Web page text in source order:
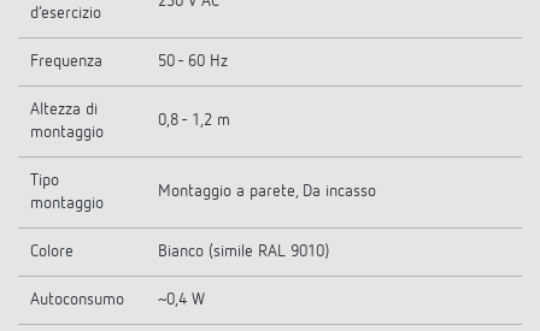
d’esercizio
Frequenza 50 - 60 Hz
Altezza di
montaggio
0,8 - 1,2 m
Tipo
montaggio
Montaggio a parete, Da incasso
Colore Bianco (simile RAL 9010)
Autoconsumo ~0,4 W